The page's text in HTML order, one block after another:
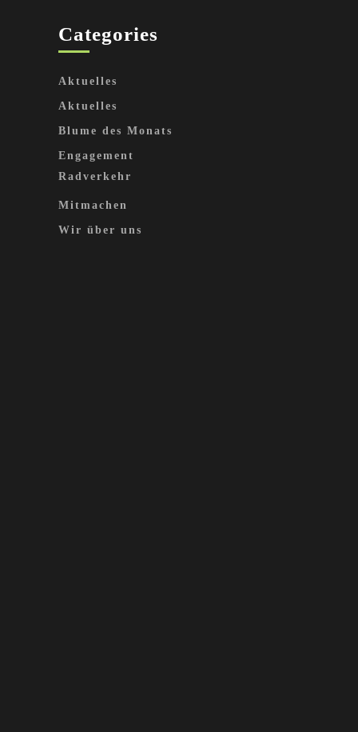
Categories
Aktuelles
Aktuelles
Blume des Monats
Engagement
Radverkehr
Mitmachen
Wir über uns